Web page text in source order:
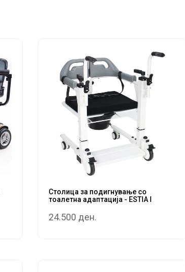
Столица за подигнување со
тоалетна адаптација - ESTIA l
24.500 ден.